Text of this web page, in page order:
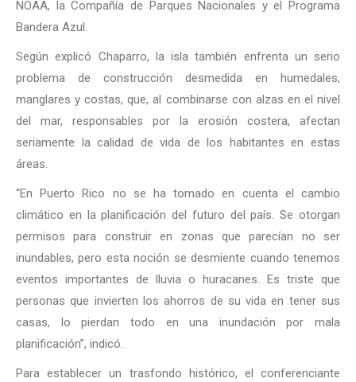
NOAA, la Compañía de Parques Nacionales y el Programa
Bandera Azul.
Según explicó Chaparro, la isla también enfrenta un serio
problema de construcción desmedida en humedales,
manglares y costas, que, al combinarse con alzas en el nivel
del mar, responsables por la erosión costera, afectan
seriamente la calidad de vida de los habitantes en estas
áreas.
“En Puerto Rico no se ha tomado en cuenta el cambio
climático en la planificación del futuro del país. Se otorgan
permisos para construir en zonas que parecían no ser
inundables, pero esta noción se desmiente cuando tenemos
eventos importantes de lluvia o huracanes. Es triste que
personas que invierten los ahorros de su vida en tener sus
casas, lo pierdan todo en una inundación por mala
planificación”, indicó.
Para establecer un trasfondo histórico, el conferenciante